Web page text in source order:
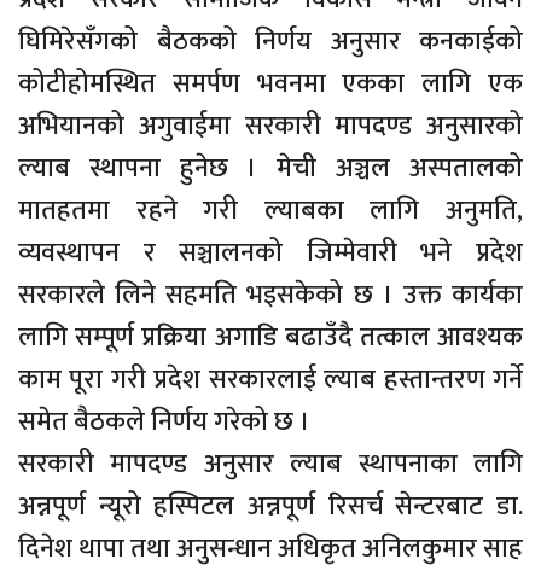
घिमिरेसँगको बैठकको निर्णय अनुसार कनकाईको
कोटीहोमस्थित समर्पण भवनमा एकका लागि एक
अभियानको अगुवाईमा सरकारी मापदण्ड अनुसारको
ल्याब स्थापना हुनेछ । मेची अञ्चल अस्पतालको
मातहतमा रहने गरी ल्याबका लागि अनुमति,
व्यवस्थापन र सञ्चालनको जिम्मेवारी भने प्रदेश
सरकारले लिने सहमति भइसकेको छ । उक्त कार्यका
लागि सम्पूर्ण प्रक्रिया अगाडि बढाउँदै तत्काल आवश्यक
काम पूरा गरी प्रदेश सरकारलाई ल्याब हस्तान्तरण गर्ने
समेत बैठकले निर्णय गरेको छ ।
सरकारी मापदण्ड अनुसार ल्याब स्थापनाका लागि
अन्नपूर्ण न्यूरो हस्पिटल अन्नपूर्ण रिसर्च सेन्टरबाट डा.
दिनेश थापा तथा अनुसन्धान अधिकृत अनिलकुमार साह